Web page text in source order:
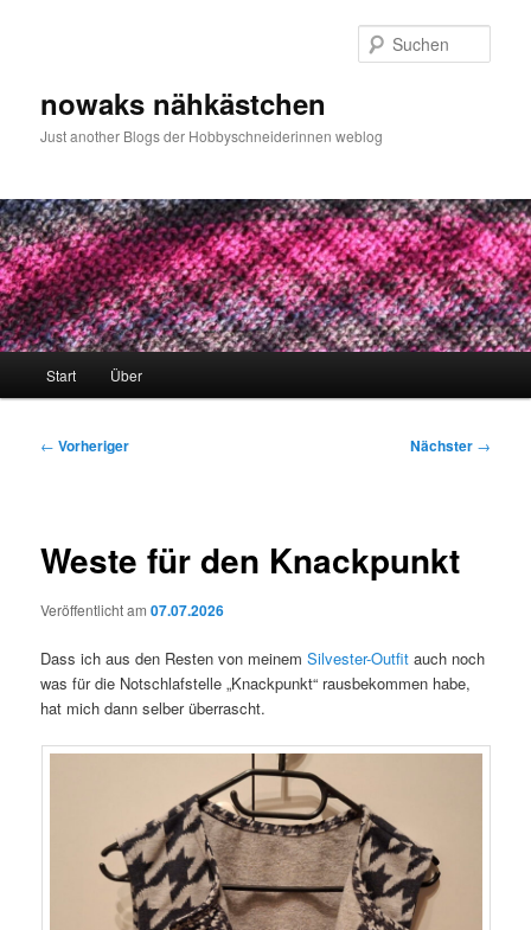
nowaks nähkästchen
Just another Blogs der Hobbyschneiderinnen weblog
Start Über
Beitragsnavigation
← Vorheriger Nächster →
Weste für den Knackpunkt
Veröffentlicht am07.07.2026
Dass ich aus den Resten von meinemSilvester-Outfit auch noch
was für die Notschlafstelle „Knackpunkt“ rausbekommen habe,
hat mich dann selber überrascht.